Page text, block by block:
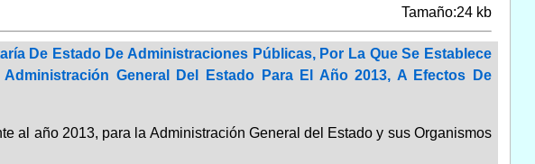
Tamaño:24 kb
De Estado De Administraciones Públicas, Por La Que Se Establece
General Del Estado Para El Año 2013, A Efectos De
al año 2013, para la Administración General del Estado y sus Organismos